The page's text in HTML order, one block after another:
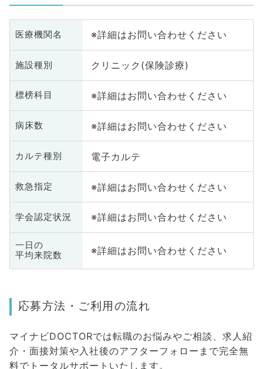
医療機関名 ※詳細はお問い合わせください
施設種別 クリニック(保険診療)
標榜科目 ※詳細はお問い合わせください
病床数 ※詳細はお問い合わせください
カルテ種別 電子カルテ
救急指定 ※詳細はお問い合わせください
学会認定状況 ※詳細はお問い合わせください
一日の
平均来院数
※詳細はお問い合わせください
応募方法・ご利用の流れ
マイナビDOCTORでは転職のお悩みやご相談、求人紹
介・面接対策や入社後のアフターフォローまで完全無
料でトータルサポートいたします。